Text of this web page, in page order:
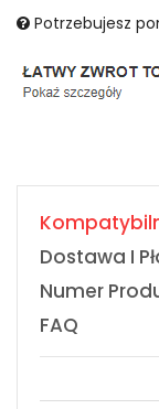
Potrzebujesz
Dostawa I
Numer
FAQ